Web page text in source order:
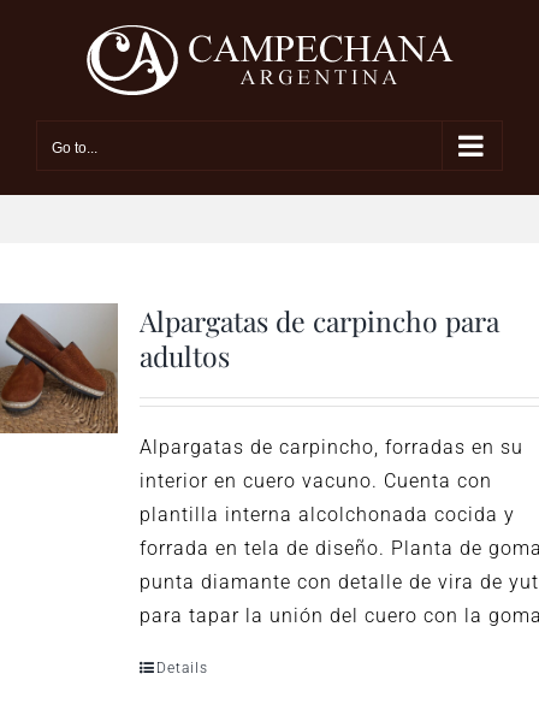
Go to...
Alpargatas de carpincho para
adultos
Alpargatas de carpincho, forradas en su
interior en cuero vacuno. Cuenta con
plantilla interna alcolchonada cocida y
forrada en tela de diseño. Planta de
punta diamante con detalle de vira de
para tapar la unión del cuero con la
Details